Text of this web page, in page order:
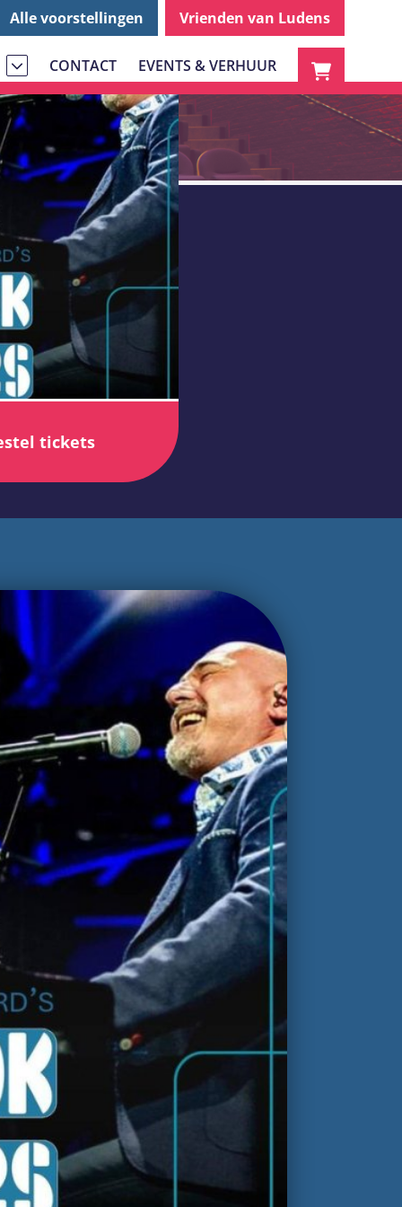
Alle voorstellingen Vrienden van Ludens
CONTACT EVENTS & VERHUUR
tickets